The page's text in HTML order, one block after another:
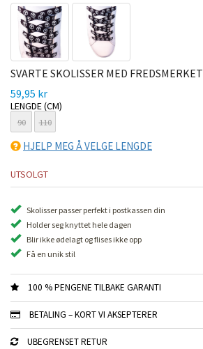
SVARTE SKOLISSER MED FREDSMERKET
59,95 kr
LENGDE (CM)
90 110
HJELP MEG Å VELGE LENGDE
UTSOLGT
Skolisser passer perfekt i postkassen din
Holder seg knyttet hele dagen
Blir ikke ødelagt og flises ikke opp
Få en unik stil
100 % PENGENE TILBAKE GARANTI
BETALING – KORT VI AKSEPTERER
UBEGRENSET RETUR